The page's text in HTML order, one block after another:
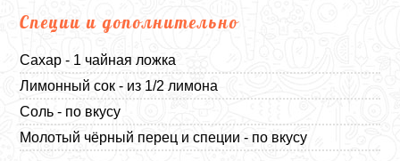
Специи и дополнительно
Сахар - 1 чайная ложка
Лимонный сок - из 1/2 лимона
Соль - по вкусу
Молотый чёрный перец и специи - по вкусу